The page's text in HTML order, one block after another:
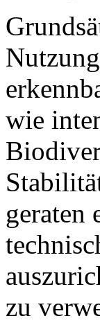
wie
geraten
zu